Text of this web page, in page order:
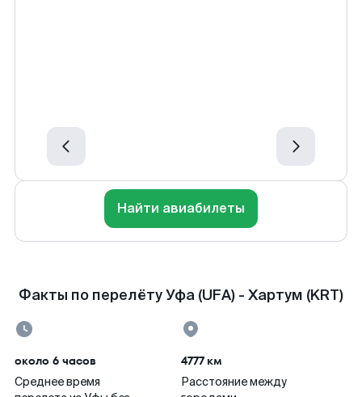
Найти авиабилеты
Факты по перелёту Уфа (UFA) - Хартум (KRT)
около 6 часов
Среднее время
4777 км
Расстояние между